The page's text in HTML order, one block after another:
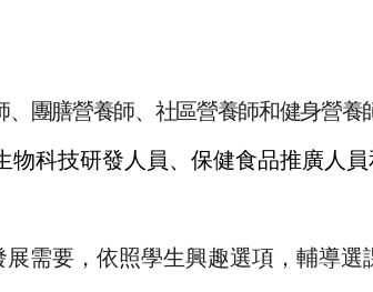
團膳營養師、社區營養師和健身營養
物科技研發人員、保健食品推廣人員
需要，依照學生興趣選項，輔導